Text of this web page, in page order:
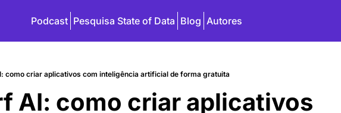
Podcast Pesquisa State of Data Blog Autores
como criar aplicativos com inteligência artificial de forma gratuita
AI: como criar aplicativos